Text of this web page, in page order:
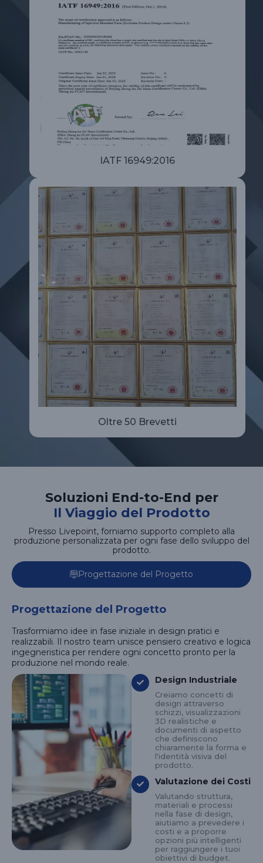
IATF 16949:2016
Oltre 50 Brevetti
Soluzioni End-to-End per
Il Viaggio del Prodotto
Presso Livepoint, forniamo supporto completo alla
produzione personalizzata per ogni fase dello sviluppo del
prodotto.
Progettazione del Progetto
Progettazione del Progetto
Trasformiamo idee in fase iniziale in design pratici e
realizzabili. Il nostro team unisce pensiero creativo e logica
ingegneristica per rendere ogni concetto pronto per la
produzione nel mondo reale.
Design Industriale
Creiamo concetti di
design attraverso
schizzi, visualizzazioni
3D realistiche e
documenti di aspetto
che definiscono
chiaramente la forma e
l'identità visiva del
prodotto.
Valutazione dei Costi
Valutando struttura,
materiali e processi
nella fase di design,
aiutiamo a prevedere i
costi e a proporre
opzioni più intelligenti
per raggiungere i tuoi
obiettivi di budget.